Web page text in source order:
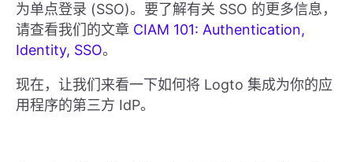
为单点登录 (SSO)。要了解有关 SSO 的更多信息，
请查看我们的文章 CIAM 101: Authentication,
Identity, SSO。
现在，让我们来看一下如何将 Logto 集成为你的应
用程序的第三方 IdP。